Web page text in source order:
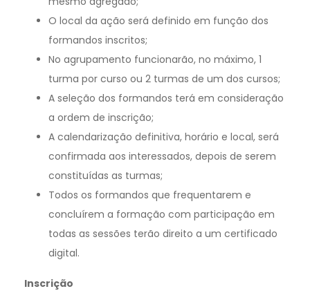
O local da ação será definido em função dos
formandos inscritos;
No agrupamento funcionarão, no máximo, 1
turma por curso ou 2 turmas de um dos cursos;
A seleção dos formandos terá em consideração
a ordem de inscrição;
A calendarização definitiva, horário e local, será
confirmada aos interessados, depois de serem
constituídas as turmas;
Todos os formandos que frequentarem e
concluírem a formação com participação em
todas as sessões terão direito a um certificado
digital.
Inscrição